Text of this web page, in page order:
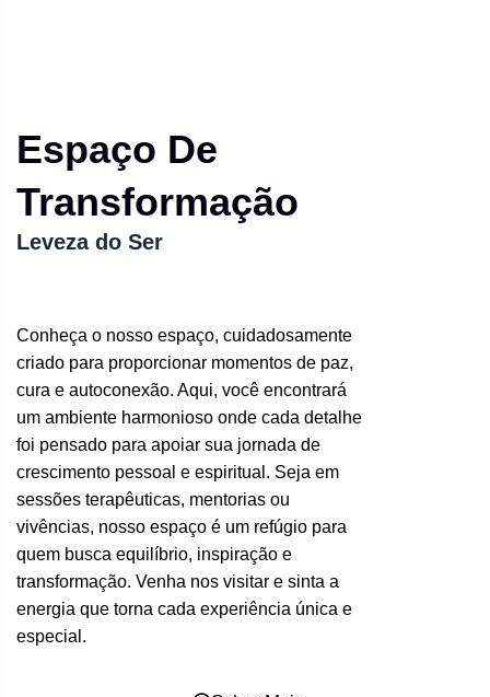
Espaço De
Transformação
Leveza do Ser
Conheça o nosso espaço, cuidadosamente
criado para proporcionar momentos de paz,
cura e autoconexão. Aqui, você encontrará
um ambiente harmonioso onde cada detalhe
foi pensado para apoiar sua jornada de
crescimento pessoal e espiritual. Seja em
sessões terapêuticas, mentorias ou
vivências, nosso espaço é um refúgio para
quem busca equilíbrio, inspiração e
transformação. Venha nos visitar e sinta a
energia que torna cada experiência única e
especial.